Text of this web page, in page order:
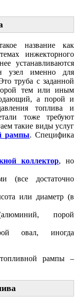
название как
инжекторного
устанавливаются
узел именно для
труба с заданной
тем или иным
а порой и
топлива и
тоже требуют
такие виды услуг
рампы. Специфика
коллектор, но
(все достаточно
или диаметр (в
порой
овал, иногда
топливной рампы –